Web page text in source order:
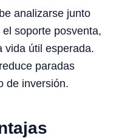
analizarse junto
soporte posventa,
vida útil esperada.
paradas
de inversión.